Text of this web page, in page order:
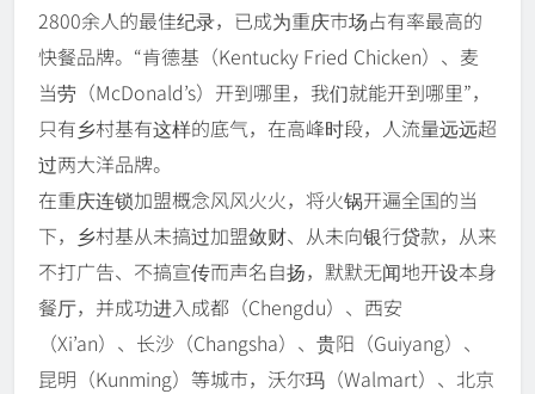
2800余人的最佳纪录，已成为重庆市场占有率最高的
快餐品牌。“肯德基（Kentucky Fried Chicken）、麦
当劳（McDonald’s）开到哪里，我们就能开到哪里”，
只有乡村基有这样的底气，在高峰时段，人流量远远超
过两大洋品牌。
在重庆连锁加盟概念风风火火，将火锅开遍全国的当
下，乡村基从未搞过加盟敛财、从未向银行贷款，从来
不打广告、不搞宣传而声名自扬，默默无闻地开设本身
餐厅，并成功进入成都（Chengdu）、西安
（Xi’an）、长沙（Changsha）、贵阳（Guiyang）、
昆明（Kunming）等城市，沃尔玛（Walmart）、北京